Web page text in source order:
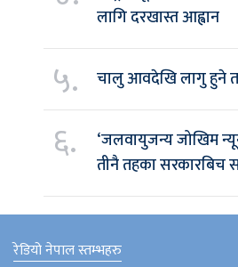
लागि दरखास्त आह्वान
५. चालु आवदेखि लागु हुने
६.
‘जलवायुजन्य जोखिम
तीनै तहका सरकारबिच
रेडियो नेपाल स्तम्भहरु